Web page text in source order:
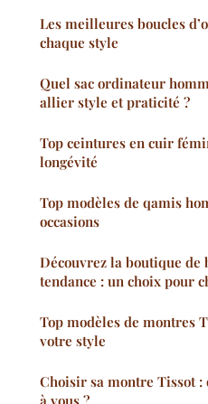
Les meilleures boucles
chaque style
Quel sac ordinateur
allier style et praticité ?
Top ceintures en cuir
longévité
Top modèles de qamis
occasions
Découvrez la boutique de
tendance : un choix pour
Top modèles de montres
votre style
Choisir sa montre Tissot
à vous ?